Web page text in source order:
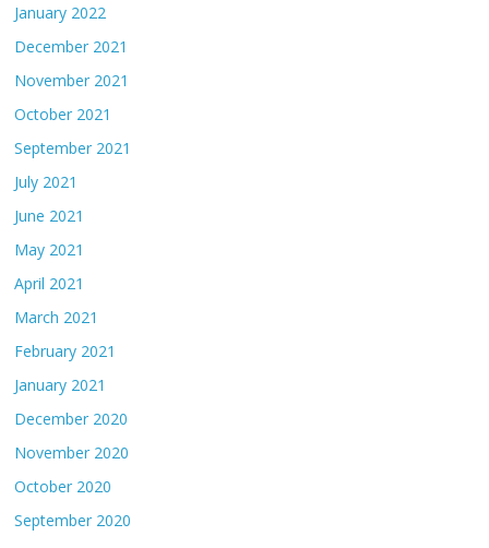
January 2022
December 2021
November 2021
October 2021
September 2021
July 2021
June 2021
May 2021
April 2021
March 2021
February 2021
January 2021
December 2020
November 2020
October 2020
September 2020